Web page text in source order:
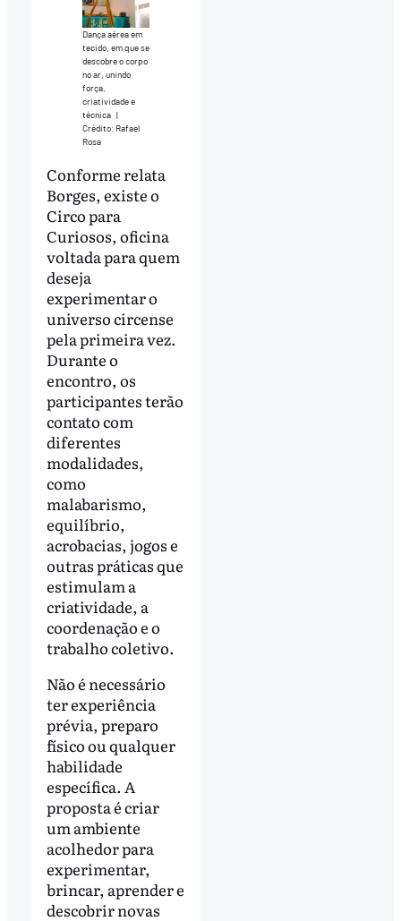
Dança aérea em
tecido, em que se
descobre o corpo
no ar, unindo
força,
criatividade e
técnica |
Crédito: Rafael
Rosa
Conforme relata
Borges, existe o
Circo para
Curiosos, oficina
voltada para quem
deseja
experimentar o
universo circense
pela primeira vez.
Durante o
encontro, os
participantes terão
contato com
diferentes
modalidades,
como
malabarismo,
equilíbrio,
acrobacias, jogos e
outras práticas que
estimulam a
criatividade, a
coordenação e o
trabalho coletivo.
Não é necessário
ter experiência
prévia, preparo
físico ou qualquer
habilidade
específica. A
proposta é criar
um ambiente
acolhedor para
experimentar,
brincar, aprender e
descobrir novas